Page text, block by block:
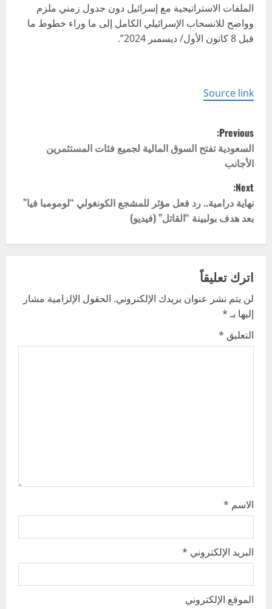
الملفات الاستراتيجية مع إسرائيل دون جدول زمني ملزم
وواضح للانسحاب الإسرائيلي الكامل إلى ما وراء خطوط ما
قبل 8 كانون الأول/ ديسمبر 2024”.
Source link
P
o
s
t
n
v
i
g
Previous:
السعودية تفتح السوق المالية لجميع فئات المستثمرين
الأجانب
Next:
نهاية درامية.. رد فعل مؤثر للمشجع الكونغولي “لومومبا فيا”
بعد هدف بولبينة “القاتل” (فيديو)
اترك تعليقاً
لن يتم نشر عنوان بريدك الإلكتروني. الحقول الإلزامية مشار
إليها بـ*
التعليق *
الاسم *
البريد الإلكتروني *
الموقع الإلكتروني